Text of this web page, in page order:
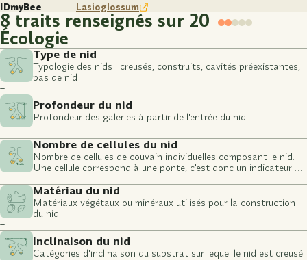
IDmyBee
Lasioglossum
8 traits renseignés sur 20
Écologie
Type de nid
Typologie des nids : creusés, construits, cavités préexistantes,
pas de nid
–
Profondeur du nid
Profondeur des galeries à partir de l'entrée du nid
–
Nombre de cellules du nid
Nombre de cellules de couvain individuelles composant le nid.
Une cellule correspond à une ponte, c'est donc un indicateur du
–
Matériau du nid
Matériaux végétaux ou minéraux utilisés pour la construction
du nid
–
Inclinaison du nid
Catégories d'inclinaison du substrat sur lequel le nid est creusé